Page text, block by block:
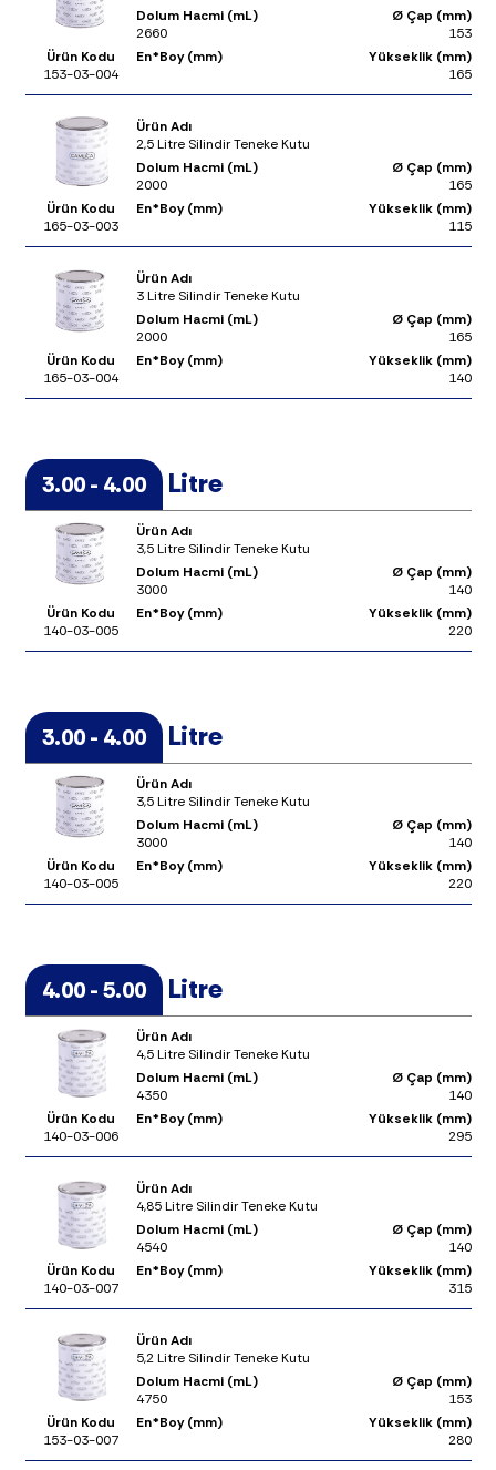
Dolum Hacmi (mL)
2660
Ø Çap (mm)
153
Ürün Kodu
153-03-004
En*Boy (mm)
Yükseklik (mm)
165
Ürün Adı
2,5 Litre Silindir Teneke Kutu
Dolum Hacmi (mL)
2000
Ø Çap (mm)
165
Ürün Kodu
165-03-003
En*Boy (mm)
Yükseklik (mm)
115
Ürün Adı
3 Litre Silindir Teneke Kutu
Dolum Hacmi (mL)
2000
Ø Çap (mm)
165
Ürün Kodu
165-03-004
En*Boy (mm)
Yükseklik (mm)
140
3.00 - 4.00 Litre
Ürün Adı
3,5 Litre Silindir Teneke Kutu
Dolum Hacmi (mL)
3000
Ø Çap (mm)
140
Ürün Kodu
140-03-005
En*Boy (mm)
Yükseklik (mm)
220
3.00 - 4.00 Litre
Ürün Adı
3,5 Litre Silindir Teneke Kutu
Dolum Hacmi (mL)
3000
Ø Çap (mm)
140
Ürün Kodu
140-03-005
En*Boy (mm)
Yükseklik (mm)
220
4.00 - 5.00 Litre
Ürün Adı
4,5 Litre Silindir Teneke Kutu
Dolum Hacmi (mL)
4350
Ø Çap (mm)
140
Ürün Kodu
140-03-006
En*Boy (mm)
Yükseklik (mm)
295
Ürün Adı
4,85 Litre Silindir Teneke Kutu
Dolum Hacmi (mL)
4540
Ø Çap (mm)
140
Ürün Kodu
140-03-007
En*Boy (mm)
Yükseklik (mm)
315
Ürün Adı
5,2 Litre Silindir Teneke Kutu
Dolum Hacmi (mL)
4750
Ø Çap (mm)
153
Ürün Kodu
153-03-007
En*Boy (mm)
Yükseklik (mm)
280